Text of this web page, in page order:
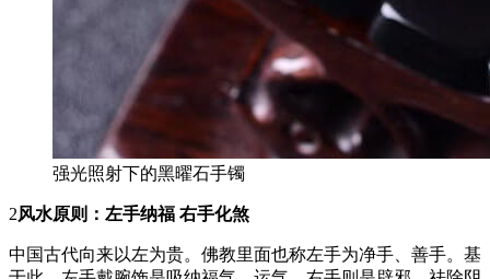
强光照射下的黑曜石手镯
2风水原则：左手纳福 右手化煞
中国古代向来以左为贵。佛教里面也称左手为净手、善手。基